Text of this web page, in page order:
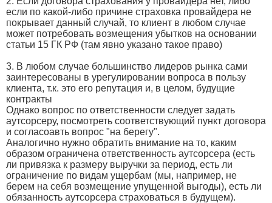
если по какой-либо причине страховка провайдера не
покрывает данный случай, то клиент в любом случае
может потребовать возмещения убытков на основании
статьи 15 ГК РФ (там явно указано такое право)
3. В любом случае большинство лидеров рынка сами
заинтересованы в урегулировании вопроса в пользу
клиента, т.к. это его репутация и, в целом, будущие
контракты
Однако вопрос по ответственности следует задать
аутсорсеру, посмотреть соответствующий пункт договора
и согласоавть вопрос "на берегу".
Аналогично нужно обратить внимание на то, каким
образом ограничена ответственность аутсорсера (есть
ли привязка к размеру выручки за период, есть ли
ограничение по видам ущербам (мы, например, не
берем на себя возмещение упущенной выгоды), есть ли
обязанность аутсорсера страховаться в будущем).